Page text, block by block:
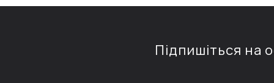
Підпишіться на